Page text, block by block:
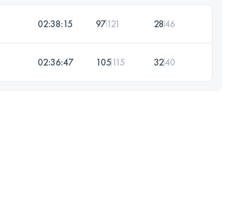
02:38:15 97121 2846
02:36:47 105115 3240